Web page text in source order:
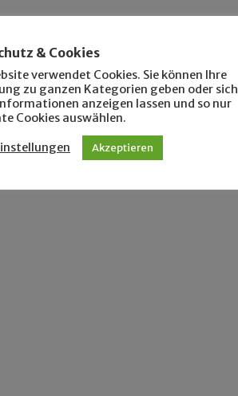
& Cookies
verwendet Cookies. Sie können Ihre
zu ganzen Kategorien geben oder sich
anzeigen lassen und so nur
Cookies auswählen.
Akzeptieren